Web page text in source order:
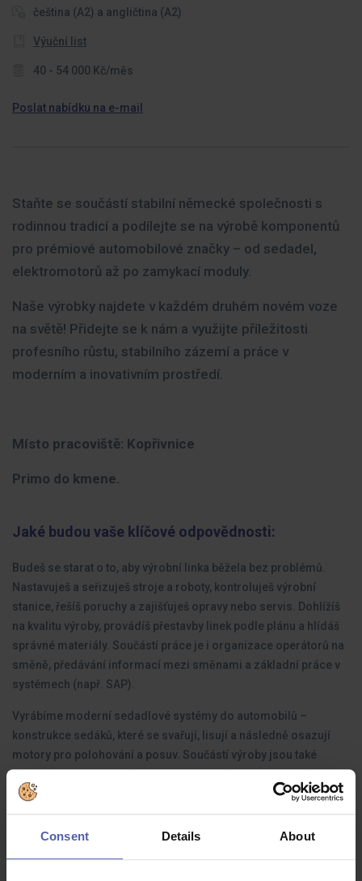
Consent Details About
čeština (A2) a angličtina (A2)
Výuční list
40 - 54 000 Kč/měs
Poslat nabídku na e-mail
Staňte se součástí stabilní německé společnosti s
rodinnou tradicí a podílejte se na výrobě komponentů
pro prémiové automobilové značky – od sedadel,
elektromotorů až po zamykací moduly.
Naše výrobky najdete v každém druhém novém voze
na světě! Přidejte se k nám a využijte příležitosti
profesního růstu, stabilního zázemí a práce v
moderním a inovativním prostředí.
Místo pracoviště: Kopřivnice
Primo do kmene.
Jaké budou vaše klíčové odpovědnosti:
Budeš se starat o to, aby výrobní linka běžela bez problémů.
Nastavuješ a seřizuješ stroje a roboty, kontroluješ výrobní
stanice, řešíš poruchy a zajišťuješ opravy nebo servis. Dohlížíš
na kvalitu výroby, provádíš přestavby linek podle plánu a hlídáš
správné materiály. Součástí práce je i organizace operátorů na
směně, předávání informací mezi směnami a základní práce v
systémech (např. SAP).
Vyrábíme moderní sedadlové systémy do automobilů –
konstrukce sedáků, které se svařují, lisují a následně osazují
motory pro polohování a posuv. Součástí výroby jsou také
hlavové opěrky a další komponenty interiéru, včetně prvků s
reproduktory. Dodáváme pro více světových automobilek a
pracujeme na špičkových automatických linkách.